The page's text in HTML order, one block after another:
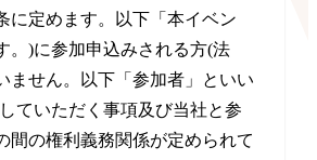
に定めます。以下「本イベン
。)に参加申込みされる方(法
ません。以下「参加者」といい
ていただく事項及び当社と参
間の権利義務関係が定められて